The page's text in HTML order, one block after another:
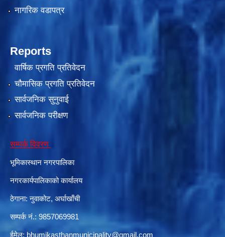
नागरिक वडापत्र
Reports
वार्षिक प्रगति प्रतिवेदन
चौमासिक प्रगति प्रतिवेदन
सार्वजनिक सुनुवाई
सार्वजनिक परीक्षण
सम्पर्क विवरण
भूमिकास्थान नगरपालिका
नगरकार्यपालिकाको कार्यालय
ठेगाना: नुवाकोट, अर्घाखाँची
सम्पर्क नं.: 9857069981
ईमेल: bhumikasthanmunicipality@gmail.com